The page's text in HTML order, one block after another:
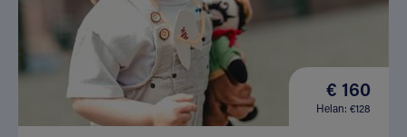
€ 160
Helan: €128